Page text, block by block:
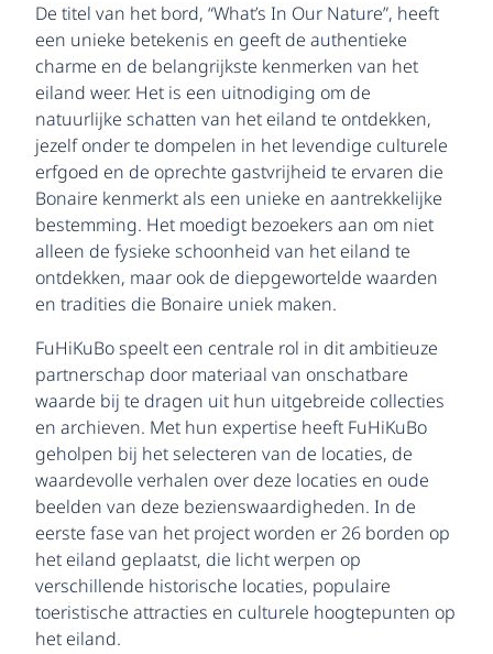
De titel van het bord, “What’s In Our Nature”, heeft
een unieke betekenis en geeft de authentieke
charme en de belangrijkste kenmerken van het
eiland weer. Het is een uitnodiging om de
natuurlijke schatten van het eiland te ontdekken,
jezelf onder te dompelen in het levendige culturele
erfgoed en de oprechte gastvrijheid te ervaren die
Bonaire kenmerkt als een unieke en aantrekkelijke
bestemming. Het moedigt bezoekers aan om niet
alleen de fysieke schoonheid van het eiland te
ontdekken, maar ook de diepgewortelde waarden
en tradities die Bonaire uniek maken.
FuHiKuBo speelt een centrale rol in dit ambitieuze
partnerschap door materiaal van onschatbare
waarde bij te dragen uit hun uitgebreide collecties
en archieven. Met hun expertise heeft FuHiKuBo
geholpen bij het selecteren van de locaties, de
waardevolle verhalen over deze locaties en oude
beelden van deze bezienswaardigheden. In de
eerste fase van het project worden er 26 borden op
het eiland geplaatst, die licht werpen op
verschillende historische locaties, populaire
toeristische attracties en culturele hoogtepunten op
het eiland.